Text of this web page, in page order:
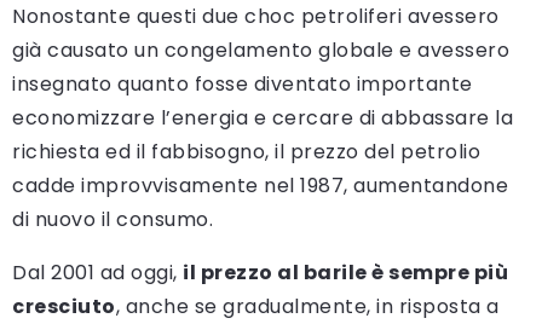
Nonostante questi due choc petroliferi avessero
già causato un congelamento globale e avessero
insegnato quanto fosse diventato importante
economizzare l’energia e cercare di abbassare la
richiesta ed il fabbisogno, il prezzo del petrolio
cadde improvvisamente nel 1987, aumentandone
di nuovo il consumo.
Dal 2001 ad oggi, il prezzo al barile è sempre più
cresciuto, anche se gradualmente, in risposta a